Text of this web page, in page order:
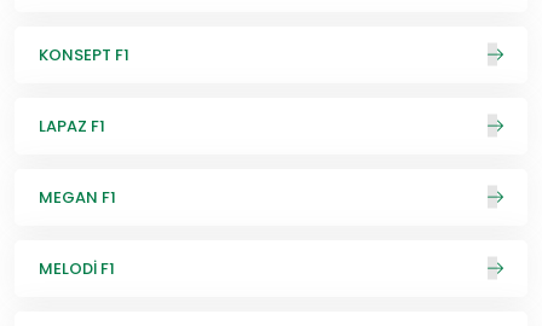
KONSEPT F1
LAPAZ F1
MEGAN F1
MELODİ F1